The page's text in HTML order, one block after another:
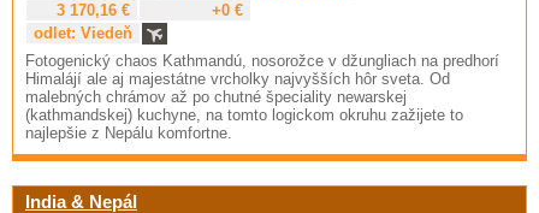
3 170,16 €
+0 €
odlet: Viedeň
Fotogenický chaos Kathmandú, nosorožce v džungliach na predhorí
Himalájí ale aj majestátne vrcholky najvyšších hôr sveta. Od
malebných chrámov až po chutné špeciality newarskej
(kathmandskej) kuchyne, na tomto logickom okruhu zažijete to
najlepšie z Nepálu komfortne.
India & Nepál